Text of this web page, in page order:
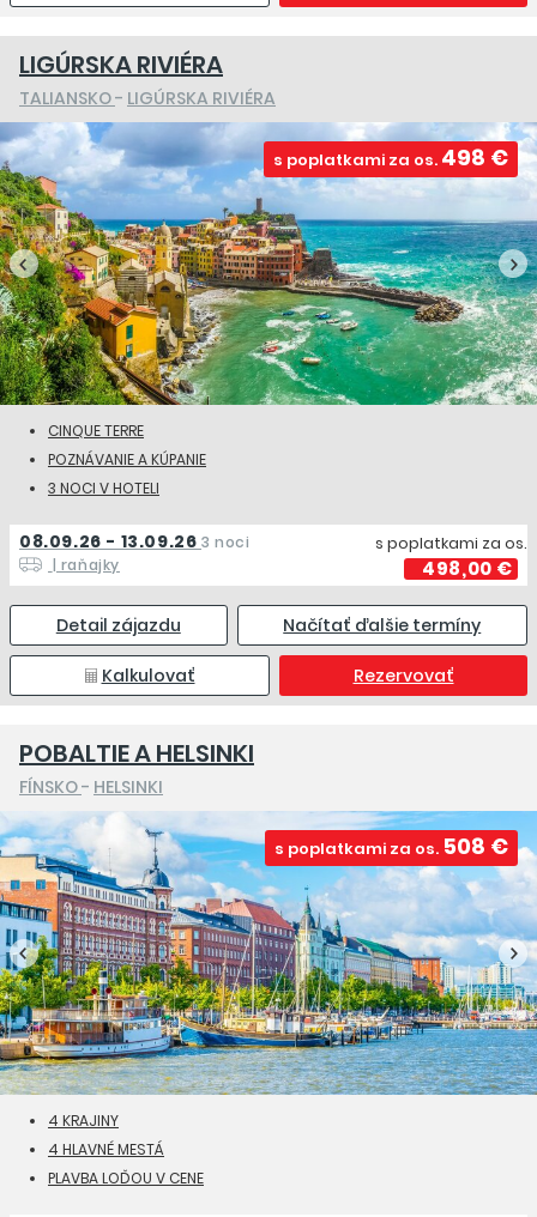
LIGÚRSKA RIVIÉRA
TALIANSKO- LIGÚRSKA RIVIÉRA
s poplatkami za os. 498 €
CINQUE TERRE
POZNÁVANIE A KÚPANIE
3 NOCI V HOTELI
08.09.26 - 13.09.26 3 noci
| raňajky
s poplatkami za os.
498,00 €
Detail zájazdu Načítať ďalšie termíny
Kalkulovať Rezervovať
POBALTIE A HELSINKI
FÍNSKO- HELSINKI
s poplatkami za os. 508 €
4 KRAJINY
4 HLAVNÉ MESTÁ
PLAVBA LOĎOU V CENE